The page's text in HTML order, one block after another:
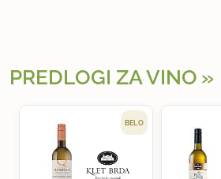
PREDLOGI ZA VINO
BELO